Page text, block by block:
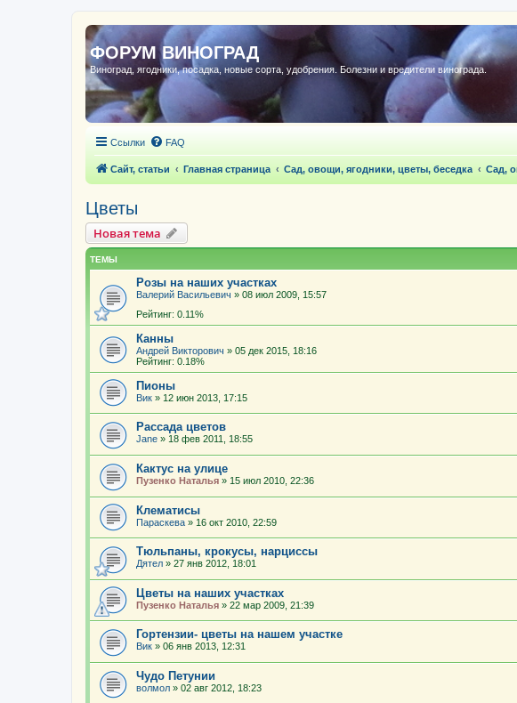
ФОРУМ ВИНОГРАД
Виноград, ягодники, посадка, новые сорта, удобрения. Болезни и вредители винограда.
Ссылки FAQ
Сайт, статьи Главная страница Сад, овощи, ягодники, цветы, беседка Сад,
Цветы
Новая тема
ТЕМЫ
Розы на наших участках
Валерий Васильевич » 08 июл 2009, 15:57
Рейтинг: 0.11%
Канны
Андрей Викторович » 05 дек 2015, 18:16
Рейтинг: 0.18%
Пионы
Вик » 12 июн 2013, 17:15
Рассада цветов
Jane » 18 фев 2011, 18:55
Кактус на улице
Пузенко Наталья » 15 июл 2010, 22:36
Клематисы
Параскева » 16 окт 2010, 22:59
Тюльпаны, крокусы, нарциссы
Дятел » 27 янв 2012, 18:01
Цветы на наших участках
Пузенко Наталья » 22 мар 2009, 21:39
Гортензии- цветы на нашем участке
Вик » 06 янв 2013, 12:31
Чудо Петунии
волмол » 02 авг 2012, 18:23